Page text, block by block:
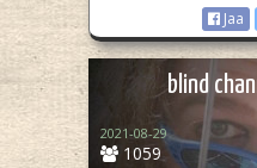
Jaa
blind
1059
2021-08-29